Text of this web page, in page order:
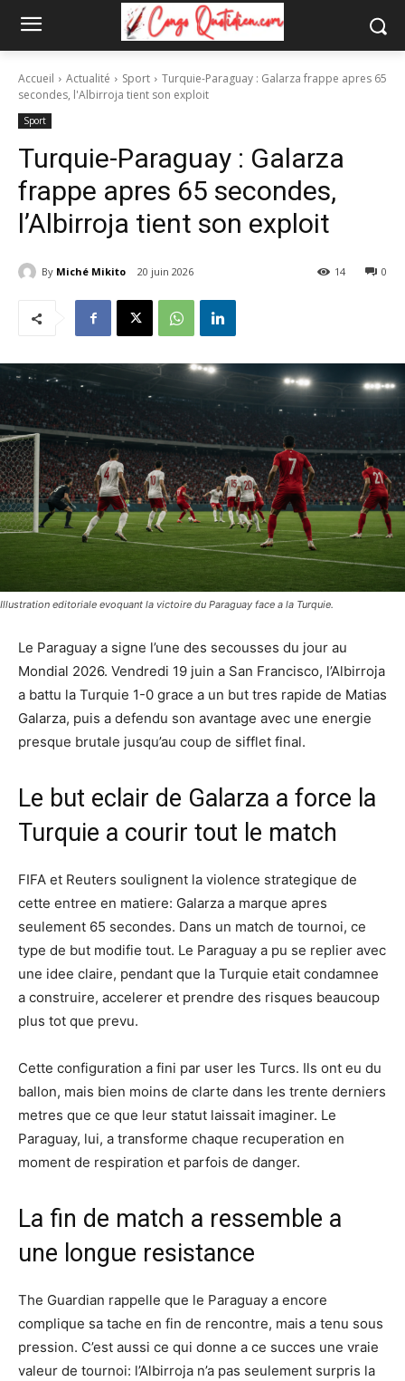
Accueil Actualité Sport
Turquie-Paraguay : Galarza frappe apres 65
secondes, l'Albirroja tient son exploit
Sport
Turquie-Paraguay : Galarza
frappe apres 65 secondes,
l’Albirroja tient son exploit
By Miché Mikito 20 juin 2026 0
14
Illustration editoriale evoquant la victoire du Paraguay face a la Turquie.
Le Paraguay a signe l’une des secousses du jour au
Mondial 2026. Vendredi 19 juin a San Francisco, l’Albirroja
a battu la Turquie 1-0 grace a un but tres rapide de Matias
Galarza, puis a defendu son avantage avec une energie
presque brutale jusqu’au coup de sifflet final.
Le but eclair de Galarza a force la
Turquie a courir tout le match
FIFA et Reuters soulignent la violence strategique de
cette entree en matiere: Galarza a marque apres
seulement 65 secondes. Dans un match de tournoi, ce
type de but modifie tout. Le Paraguay a pu se replier avec
une idee claire, pendant que la Turquie etait condamnee
a construire, accelerer et prendre des risques beaucoup
plus tot que prevu.
Cette configuration a fini par user les Turcs. Ils ont eu du
ballon, mais bien moins de clarte dans les trente derniers
metres que ce que leur statut laissait imaginer. Le
Paraguay, lui, a transforme chaque recuperation en
moment de respiration et parfois de danger.
La fin de match a ressemble a
une longue resistance
The Guardian rappelle que le Paraguay a encore
complique sa tache en fin de rencontre, mais a tenu sous
pression. C’est aussi ce qui donne a ce succes une vraie
valeur de tournoi: l’Albirroja n’a pas seulement surpris la